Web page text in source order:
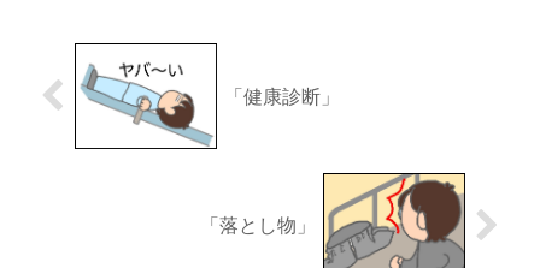
「健康診断」
「落とし物」